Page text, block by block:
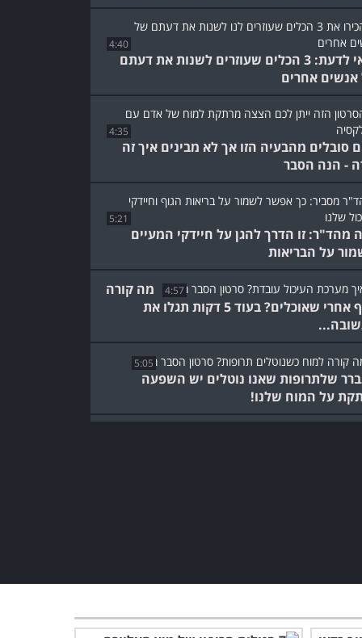
4:40
כדאי לדעת: 3 הכלים שעוזרים לשנות את דעתם
אחרים
4:35
סובלים מהבעיה הזו אך לא מבינים איך זה
- הנה הסבר
5:21
מהד"ר: זו הדרך להגן על חיידקי המעיים
על הבריאות
4:57
מה קורה
בגוף אחרי שאוכלים? בעוד 5 דקות תגלו את
5:05
שלתרופות שאנו נוטלים יש השפעה
על המוח שלנו!
השרירים שלכם? זה הסרטון
בשבילכם!